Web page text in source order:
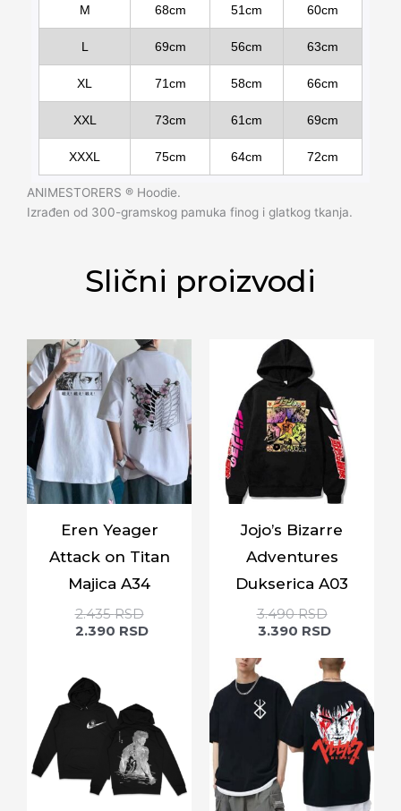
M 68cm 51cm 60cm
L 69cm 56cm 63cm
XL 71cm 58cm 66cm
XXL 73cm 61cm 69cm
XXXL 75cm 64cm 72cm
ANIMESTORERS ®️ Hoodie.
Izrađen od 300-gramskog pamuka finog i glatkog tkanja.
Slični proizvodi
Eren Yeager
Attack on Titan
Majica A34
2.435RSD
2.390 RSD
Jojo’s Bizarre
Adventures
Dukserica A03
3.490RSD
3.390 RSD